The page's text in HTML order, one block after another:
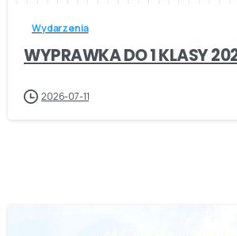
Wydarzenia
WYPRAWKA DO 1 KLASY
2026-07-11